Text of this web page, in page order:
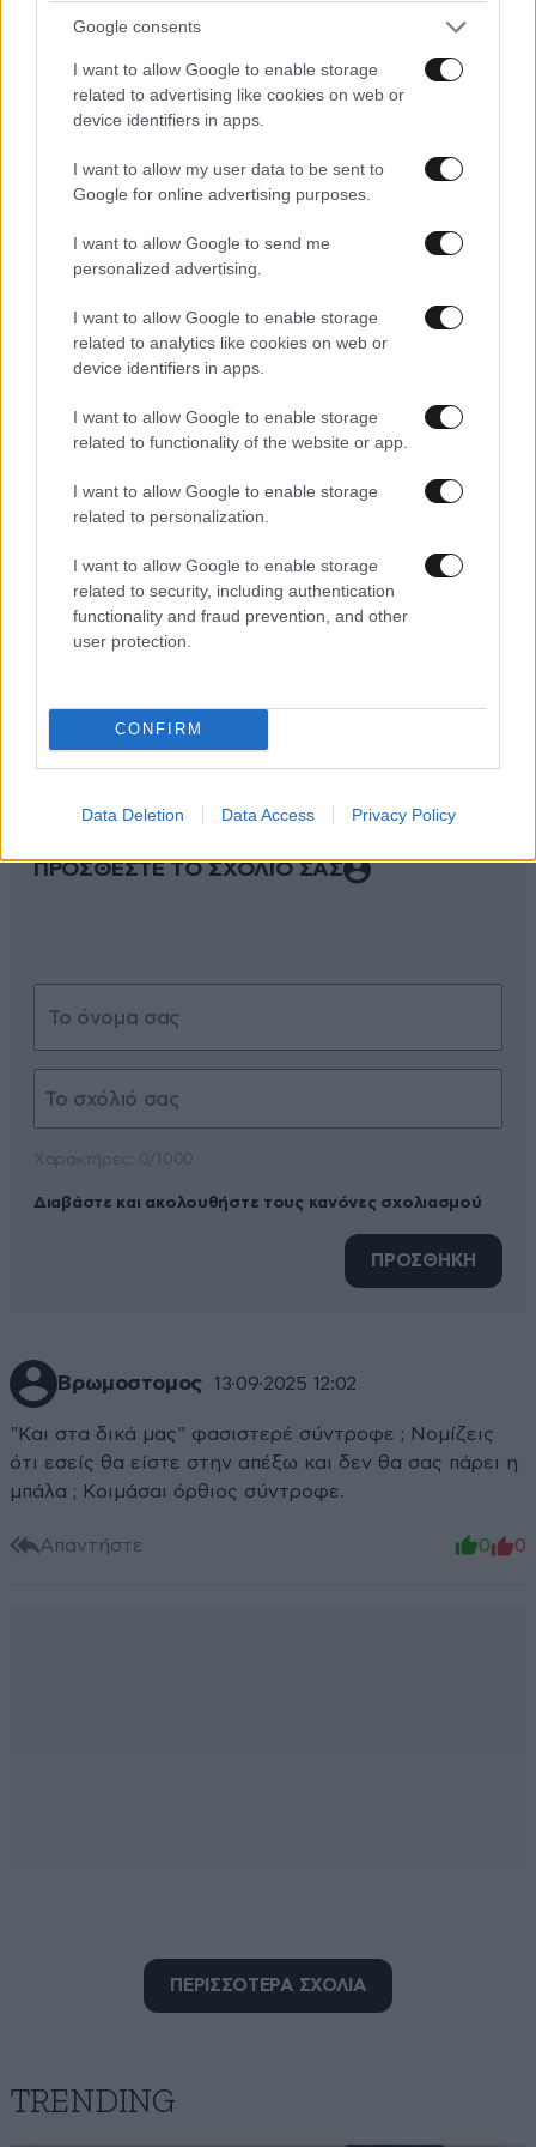
Google consents
I want to allow Google to enable storage
related to advertising like cookies on web or
device identifiers in apps.
I want to allow my user data to be sent to
Google for online advertising purposes.
I want to allow Google to send me
personalized advertising.
I want to allow Google to enable storage
related to analytics like cookies on web or
device identifiers in apps.
I want to allow Google to enable storage
related to functionality of the website or app.
I want to allow Google to enable storage
related to personalization.
I want to allow Google to enable storage
related to security, including authentication
functionality and fraud prevention, and other
user protection.
CONFIRM
Data Deletion Data Access Privacy Policy
το νοσοκομείο θα είναι καινούργιο» – Έρχονται
15 νοσηλευτές και ενισχύεται το Ακτινολογικό
και μάθετε πρώτοι όλες τις ειδήσεις
ΠΡΟΣΘΕΣΤΕ ΤΟ ΣΧΟΛΙΟ ΣΑΣ
Διαβάστε και ακολουθήστε τους κανόνες σχολιασμού
ΠΡΟΣΘΗΚΗ
Βρωμοστομος 13·09·2025 12:02
"Και στα δικά μας" φασιστερέ σύντροφε ; Νομίζεις
ότι εσείς θα είστε στην απέξω και δεν θα σας πάρει η
μπάλα ; Κοιμάσαι όρθιος σύντροφε.
Απαντήστε 0 0
13·09·2025 08:59
πάρουν μέ τίς πέτρες καί νά τόν λιντσάρουν. Γνήσιος
ΠΕΡΙΣΣΟΤΕΡΑ ΣΧΟΛΙΑ
TRENDING